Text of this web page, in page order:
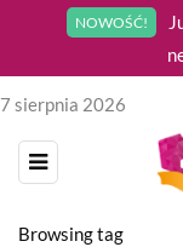
NOWOŚĆ!
7 sierpnia 2026
Browsing tag